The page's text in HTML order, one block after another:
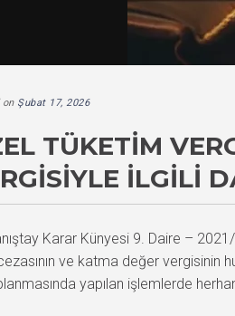
on Şubat 17, 2026
TÜKETIM
İLGILI
Karar Künyesi 9. Daire –
ve katma değer
yapılan işlemlerde